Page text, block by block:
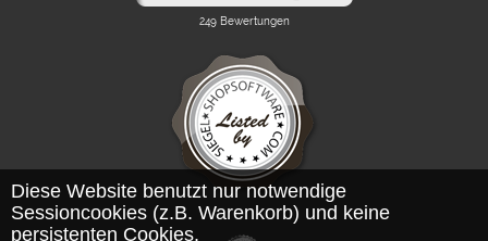
Diese Website benutzt nur notwendige
Sessioncookies (z.B. Warenkorb) und keine
persistenten Cookies.